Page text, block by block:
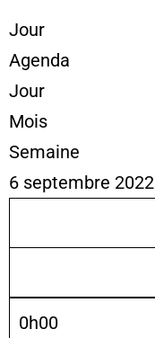
Jour
Agenda
Jour
Mois
Semaine
6 septembre 2022
0h00